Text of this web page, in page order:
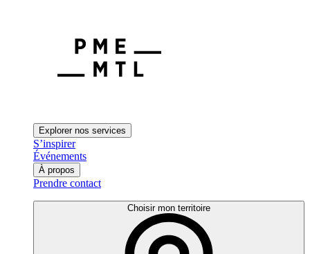
Explorer nos services
S’inspirer
Événements
À propos
Prendre contact
Choisir mon territoire